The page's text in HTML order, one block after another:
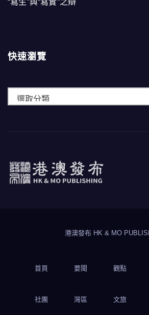
快速瀏覽
港澳發布 HK & MO
首頁 要聞 觀點
社團 灣區 文旅